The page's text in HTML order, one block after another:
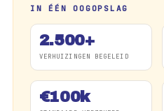
IN ÉÉN OOGOPSLAG
2.500+
VERHUIZINGEN BEGELEID
€100k